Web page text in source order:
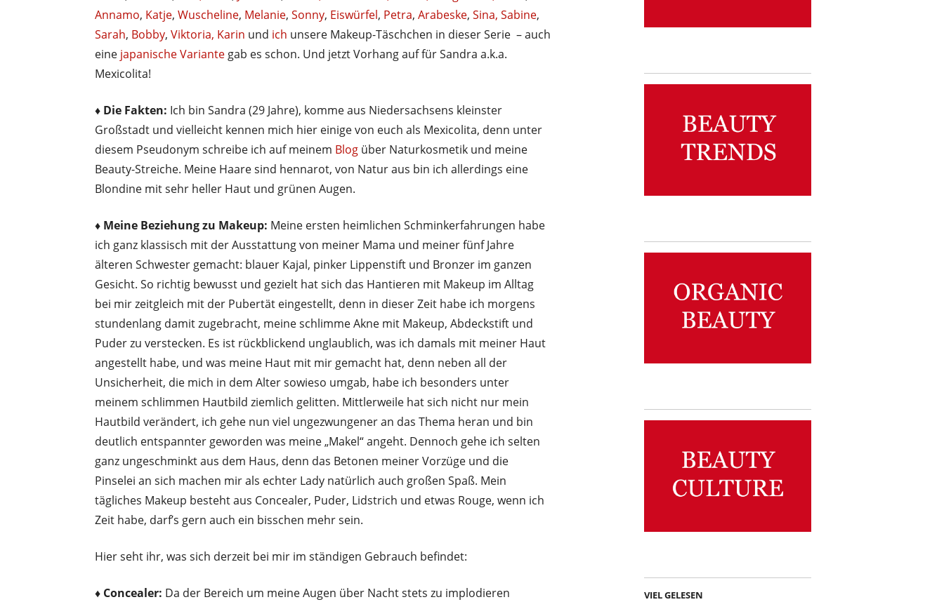
Annamo, Katje, Wuscheline, Melanie, Sonny, Eiswürfel, Petra, Arabeske, Sina, Sabine,
Sarah, Bobby, Viktoria, Karin und ich unsere Makeup-Täschchen in dieser Serie – auch
eine japanische Variante gab es schon. Und jetzt Vorhang auf für Sandra a.k.a.
Mexicolita!
♦ Die Fakten: Ich bin Sandra (29 Jahre), komme aus Niedersachsens kleinster
Großstadt und vielleicht kennen mich hier einige von euch als Mexicolita, denn unter
diesem Pseudonym schreibe ich auf meinem Blog über Naturkosmetik und meine
Beauty-Streiche. Meine Haare sind hennarot, von Natur aus bin ich allerdings eine
Blondine mit sehr heller Haut und grünen Augen.
♦ Meine Beziehung zu Makeup: Meine ersten heimlichen Schminkerfahrungen habe
ich ganz klassisch mit der Ausstattung von meiner Mama und meiner fünf Jahre
älteren Schwester gemacht: blauer Kajal, pinker Lippenstift und Bronzer im ganzen
Gesicht. So richtig bewusst und gezielt hat sich das Hantieren mit Makeup im Alltag
bei mir zeitgleich mit der Pubertät eingestellt, denn in dieser Zeit habe ich morgens
stundenlang damit zugebracht, meine schlimme Akne mit Makeup, Abdeckstift und
Puder zu verstecken. Es ist rückblickend unglaublich, was ich damals mit meiner Haut
angestellt habe, und was meine Haut mit mir gemacht hat, denn neben all der
Unsicherheit, die mich in dem Alter sowieso umgab, habe ich besonders unter
meinem schlimmen Hautbild ziemlich gelitten. Mittlerweile hat sich nicht nur mein
Hautbild verändert, ich gehe nun viel ungezwungener an das Thema heran und bin
deutlich entspannter geworden was meine „Makel“ angeht. Dennoch gehe ich selten
ganz ungeschminkt aus dem Haus, denn das Betonen meiner Vorzüge und die
Pinselei an sich machen mir als echter Lady natürlich auch großen Spaß. Mein
tägliches Makeup besteht aus Concealer, Puder, Lidstrich und etwas Rouge, wenn ich
Zeit habe, darf’s gern auch ein bisschen mehr sein.
Hier seht ihr, was sich derzeit bei mir im ständigen Gebrauch befindet:
♦ Concealer: Da der Bereich um meine Augen über Nacht stets zu implodieren
VIEL GELESEN